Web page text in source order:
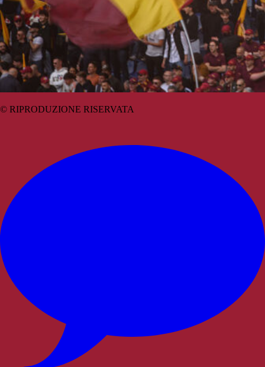
© RIPRODUZIONE RISERVATA